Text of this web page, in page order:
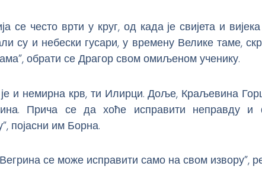
се често врти у круг, од када је свијета и
су и небески гусари, у времену Велике таме,
обрати се Драгор свом омиљеном ученику.
и немирна крв, ти Илирци. Доље, Краљевина
Прича се да хоће исправити неправду и
појасни им Борна.
се може исправити само на свом извору”,